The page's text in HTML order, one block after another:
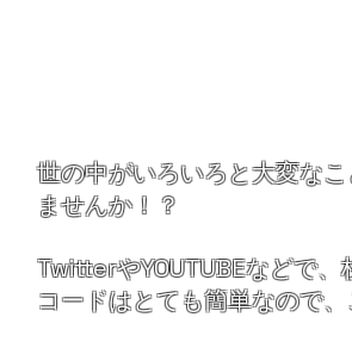
世の中がいろいろと大変な
ませんか！？
TwitterやYOUTUBEなどで
コードはとても簡単なので